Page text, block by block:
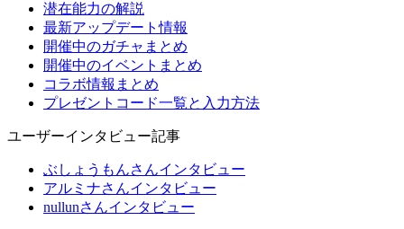
潜在能力の解説
最新アップデート情報
開催中のガチャまとめ
開催中のイベントまとめ
コラボ情報まとめ
プレゼントコード一覧と入力方法
ユーザーインタビュー記事
ぶしょうもんさんインタビュー
アルミナさんインタビュー
nullunさんインタビュー